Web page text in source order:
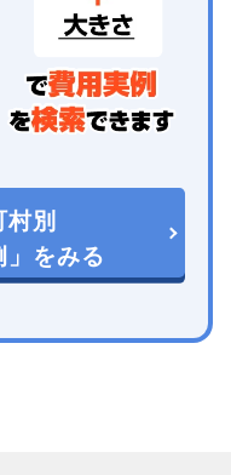
別
」をみる